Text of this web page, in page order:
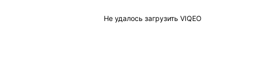
Не удалось загрузить VIQEO